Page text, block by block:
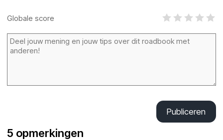
Globale score
Publiceren
5 opmerkingen